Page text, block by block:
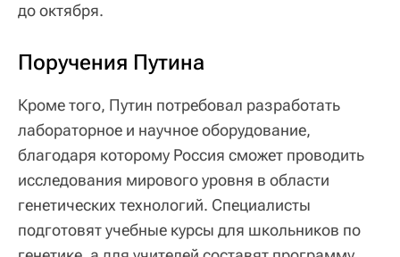
до октября.
Поручения Путина
Кроме того, Путин потребовал разработать
лабораторное и научное оборудование,
благодаря которому Россия сможет проводить
исследования мирового уровня в области
генетических технологий. Специалисты
подготовят учебные курсы для школьников по